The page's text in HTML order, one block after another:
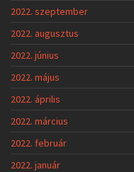
2022. szeptember
2022. augusztus
2022. június
2022. május
2022. április
2022. március
2022. február
2022. január